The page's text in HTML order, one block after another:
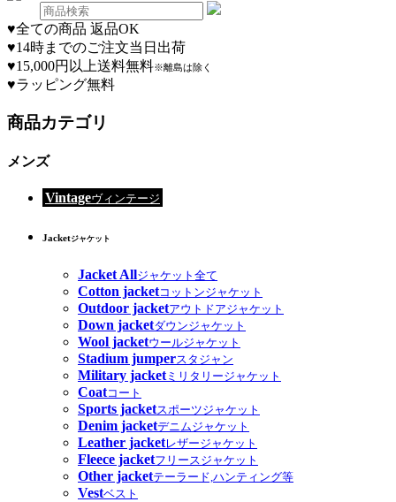
♥全ての商品 返品OK
♥14時までのご注文当日出荷
♥15,000円以上送料無料※離島は除く
♥ラッピング無料
商品カテゴリ
メンズ
Vintageヴィンテージ
Jacketジャケット
Jacket Allジャケット全て
Cotton jacketコットンジャケット
Outdoor jacketアウトドアジャケット
Down jacketダウンジャケット
Wool jacketウールジャケット
Stadium jumperスタジャン
Military jacketミリタリージャケット
Coatコート
Sports jacketスポーツジャケット
Denim jacketデニムジャケット
Leather jacketレザージャケット
Fleece jacketフリースジャケット
Other jacketテーラード,ハンティング等
Vestベスト